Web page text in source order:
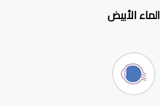
الماء الأبيض